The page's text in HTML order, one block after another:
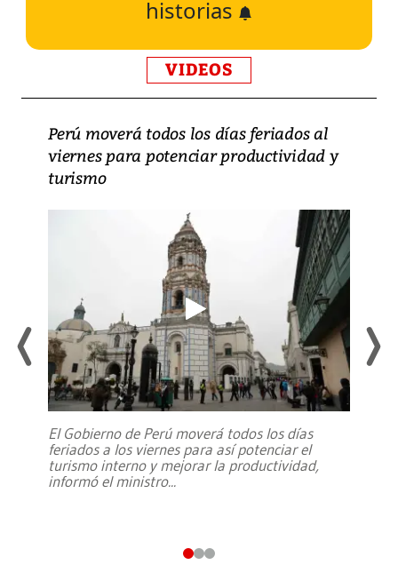
historias
VIDEOS
Perú moverá todos los días feriados al
viernes para potenciar productividad y
turismo
El Gobierno de Perú moverá todos los días
feriados a los viernes para así potenciar el
turismo interno y mejorar la productividad,
informó el ministro...